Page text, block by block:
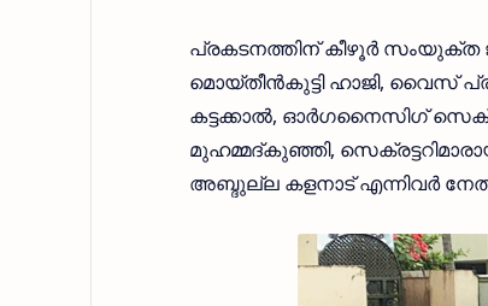
പ്രകടനത്തിന് കീഴൂര്‍ സംയുക്ത
മൊയ്തീന്‍കുട്ടി ഹാജി, വൈസ്
കട്ടക്കാല്‍, ഓര്‍ഗനൈസിഗ്
മുഹമ്മദ്കുഞ്ഞി,
അബ്ദുല്ല കളനാട് എന്നിവര്‍